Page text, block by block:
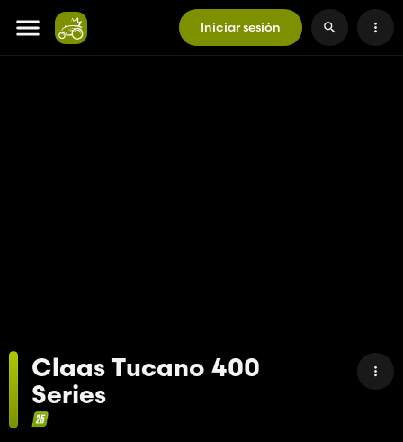
Iniciar sesión
Claas Tucano 400
Series